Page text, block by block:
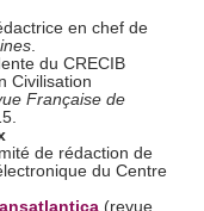
en chef de
.
du CRECIB
Civilisation
Française de
de rédaction de
du Centre
(revue